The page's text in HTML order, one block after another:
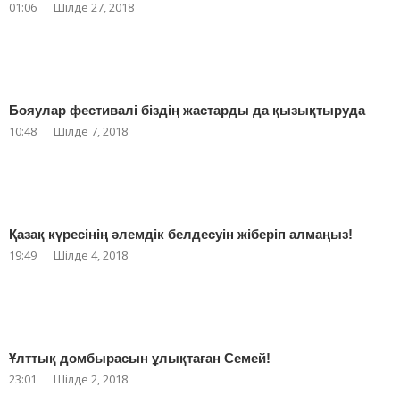
01:06 Шілде 27, 2018
Бояулар фестивалі біздің жастарды да қызықтыруда
10:48 Шілде 7, 2018
Қазақ күресінің әлемдік белдесуін жіберіп алмаңыз!
19:49 Шілде 4, 2018
Ұлттық домбырасын ұлықтаған Семей!
23:01 Шілде 2, 2018